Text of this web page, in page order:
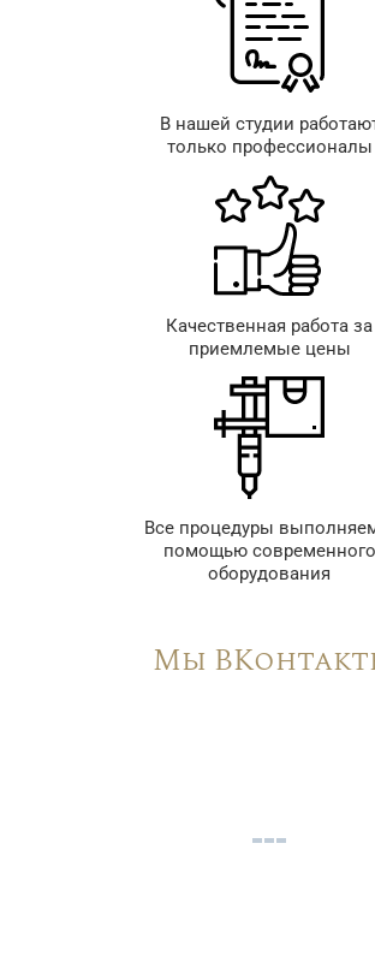
В нашей студии
только профессионалы
Качественная работа за
приемлемые цены
Все процедуры
помощью современного
оборудования
Мы